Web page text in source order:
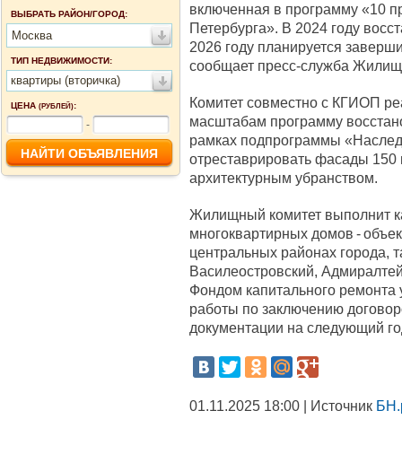
ВЫБРАТЬ РАЙОН/ГОРОД:
Москва
ТИП НЕДВИЖИМОСТИ:
квартиры (вторичка)
ЦЕНА (РУБЛЕЙ):
-
включенная в программу «10
Петербурга». В 2024 году
2026 году планируется
сообщает пресс-служба
Комитет совместно с КГИОП
масштабам программу
рамках подпрограммы
отреставрировать фасады
архитектурным убранством.
Жилищный комитет выполнит
многоквартирных домов -
центральных районах города,
Василеостровский,
Фондом капитального
работы по заключению
документации на следующий
01.11.2025 18:00 | Источник